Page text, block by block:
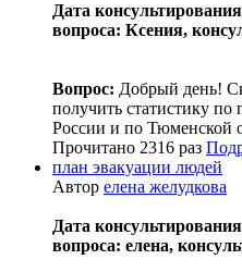
Дата
вопроса: Ксения,
Вопрос: Добрый день!
получить статистику
России и по Тюменской
Прочитано 2316 раз
план эвакуации людей
Автор елена желудкова
Дата
вопроса: елена,